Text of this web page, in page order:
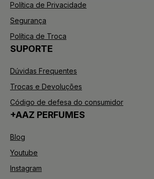
Política de Privacidade
Segurança
Política de Troca
SUPORTE
Dúvidas Frequentes
Trocas e Devoluções
Código de defesa do consumidor
+AAZ PERFUMES
Blog
Youtube
Instagram